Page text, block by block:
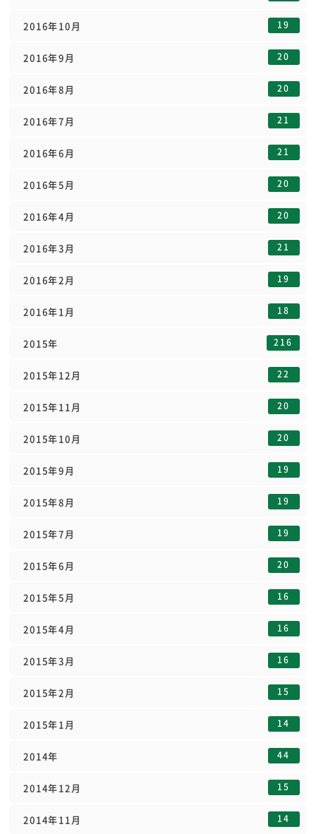
2016年10月 19
2016年9月 20
2016年8月 20
2016年7月 21
2016年6月 21
2016年5月 20
2016年4月 20
2016年3月 21
2016年2月 19
2016年1月 18
2015年 216
2015年12月 22
2015年11月 20
2015年10月 20
2015年9月 19
2015年8月 19
2015年7月 19
2015年6月 20
2015年5月 16
2015年4月 16
2015年3月 16
2015年2月 15
2015年1月 14
2014年 44
2014年12月 15
2014年11月 14